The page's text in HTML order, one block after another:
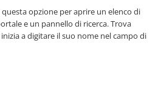
opzione per aprire un elenco di
e un pannello di ricerca. Trova
a digitare il suo nome nel campo di